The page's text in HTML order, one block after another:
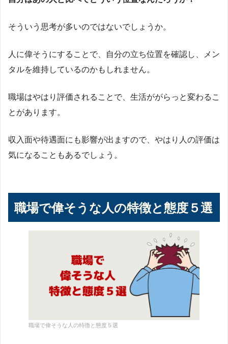
そういう思考が多いのではないでしょうか。
人に偉そうにすることで、自分の立ち位置を確認し、メン
タルを維持しているのかもしれません。
職場はやはり評価されることで、生活ががらっと変わるこ
とがあります。
収入面や待遇面にも影響が出ますので、やはり人の評価は
気になることもあるでしょう。
職場で偉そうな人の特徴と態度５選
職場で偉そうな人の特徴と態度５選